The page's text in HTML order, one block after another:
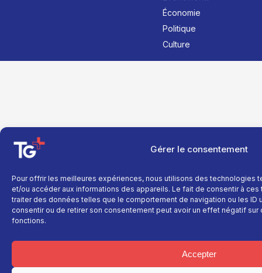
Gérer le consentement
Pour offrir les meilleures expériences, nous utilisons des technologies
et/ou accéder aux informations des appareils. Le fait de consentir à
traiter des données telles que le comportement de navigation ou les ID
consentir ou de retirer son consentement peut avoir un effet négatif
fonctions.
Accepter
Économie
Politique
Culture